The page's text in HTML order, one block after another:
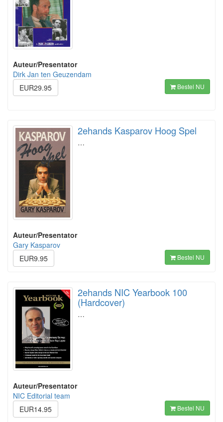
Auteur/Presentator
Dirk Jan ten Geuzendam
EUR29.95
Bestel NU
2ehands Kasparov Hoog Spel
…
Auteur/Presentator
Gary Kasparov
EUR9.95
Bestel NU
2ehands NIC Yearbook 100
(Hardcover)
…
Auteur/Presentator
NIC Editorial team
EUR14.95
Bestel NU